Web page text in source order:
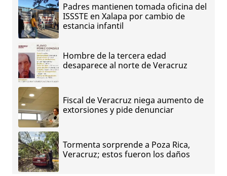
Padres mantienen tomada oficina del
ISSSTE en Xalapa por cambio de
estancia infantil
Hombre de la tercera edad
desaparece al norte de Veracruz
Fiscal de Veracruz niega aumento de
extorsiones y pide denunciar
Tormenta sorprende a Poza Rica,
Veracruz; estos fueron los daños